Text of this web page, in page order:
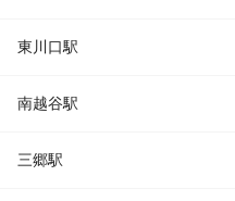
東川口駅
南越谷駅
三郷駅